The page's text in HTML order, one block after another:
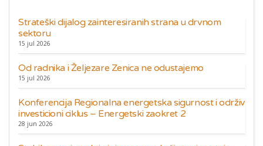
Strateški dijalog zainteresiranih strana u drvnom
sektoru
15 jul 2026
Od radnika i Željezare Zenica ne odustajemo
15 jul 2026
Konferencija Regionalna energetska sigurnost i održiv
investicioni ciklus – Energetski zaokret 2
28 jun 2026